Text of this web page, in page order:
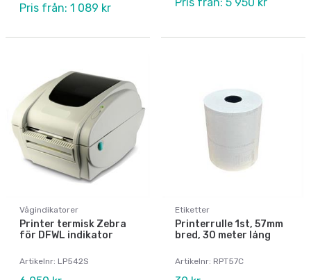
Pris från: 1 089 kr Pris från: 5 950 kr
Vågindikatorer
Printer termisk Zebra
för DFWL indikator
Artikelnr: LP542S
Etiketter
Printerrulle 1st, 57mm
bred, 30 meter lång
Artikelnr: RPT57C